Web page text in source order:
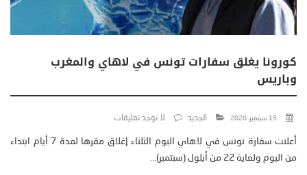
كورونا يغلق سفارات تونس في لاهاي والمغرب
وباريس
15 سبتمبر، 2020 الجديد لا توجد تعليقات
أعلنت سفارة تونس في لاهاي اليوم الثلثاء إغلاق مقرها لمدة 7 أيام ابتداء
من اليوم ولغاية 22 من أيلول (سبتمبر)...